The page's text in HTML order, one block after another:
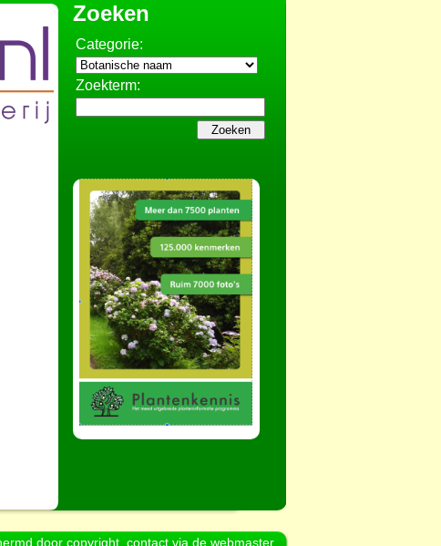
Zoeken
Categorie:
Zoekterm:
door copyright, contact via de webmaster